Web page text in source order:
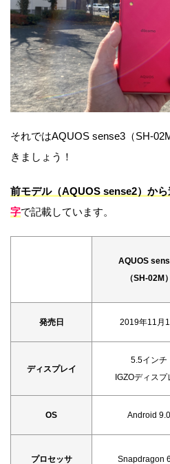
それではAQUOS sense3（SH-
きましょう！
前モデル（AQUOS sense2）か
字で記載しています。
AQUOS
（SH-02M）
発売日 2019年11月
ディスプレイ
5.5インチ
IGZOディスプ
OS Android 9.0
プロセッサ Snapdragon